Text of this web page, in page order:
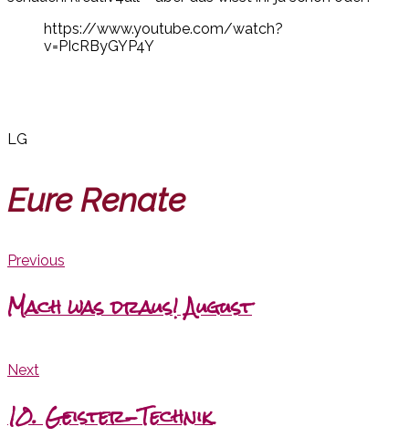
https://www.youtube.com/watch?
v=PIcRByGYP4Y
LG
Eure Renate
Previous
Mach was draus! August
Next
10. Geister-Technik